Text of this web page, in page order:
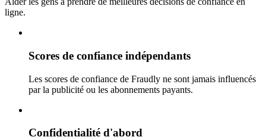
ligne.
Scores de confiance indépendants
Les scores de confiance de Fraudly ne sont jamais influencés
par la publicité ou les abonnements payants.
Confidentialité d'abord